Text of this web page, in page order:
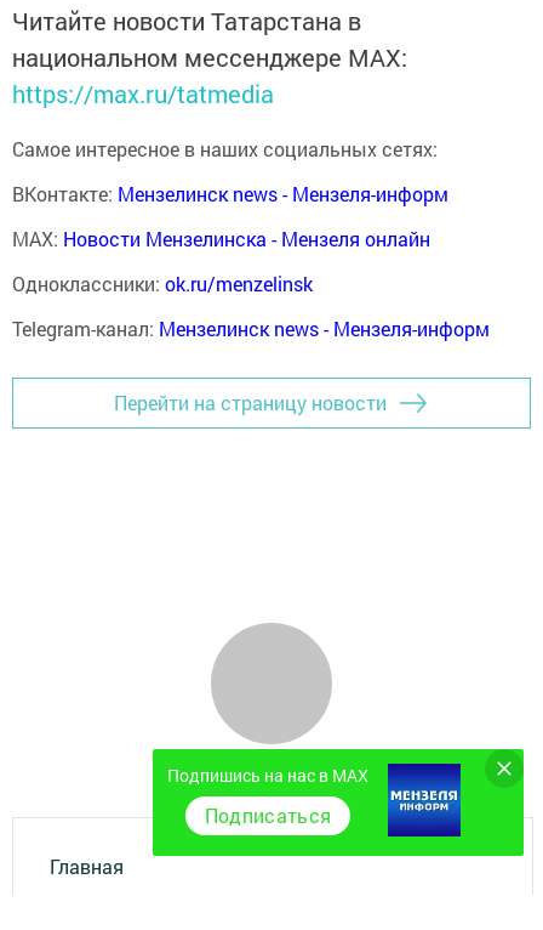
Читайте новости Татарстана в
национальном мессенджере MАХ:
https://max.ru/tatmedia
Самое интересное в наших социальных сетях:
ВКонтакте: Мензелинск news - Мензеля-информ
MAX: Новости Мензелинска - Мензеля онлайн
Одноклассники: ok.ru/menzelinsk
Telegram-канал: Мензелинск news - Мензеля-информ
Перейти на страницу новости
Главная
Подпишись на нас в MAX
Подписаться